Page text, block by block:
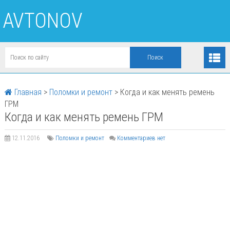
AVTONOV
Главная > Поломки и ремонт> Когда и как менять ремень
ГРМ
Когда и как менять ремень ГРМ
12.11.2016 Поломки и ремонт Комментариев нет